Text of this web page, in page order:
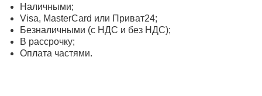
Наличными;
Visa, MasterСard или Приват24;
Безналичными (с НДС и без НДС);
В рассрочку;
Оплата частями.